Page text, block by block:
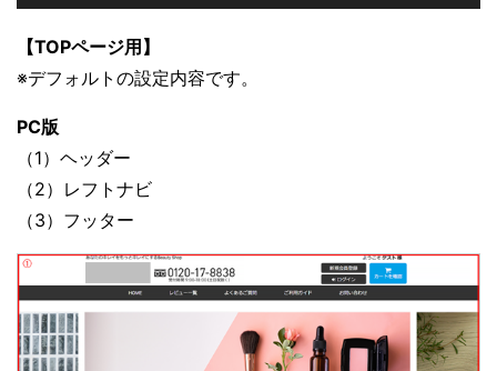
【TOPページ用】
※デフォルトの設定内容です。
PC版
（1）ヘッダー
（2）レフトナビ
（3）フッター